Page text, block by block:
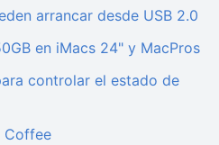
arrancar desde USB 2.0
en iMacs 24" y MacPros
controlar el estado de
Coffee